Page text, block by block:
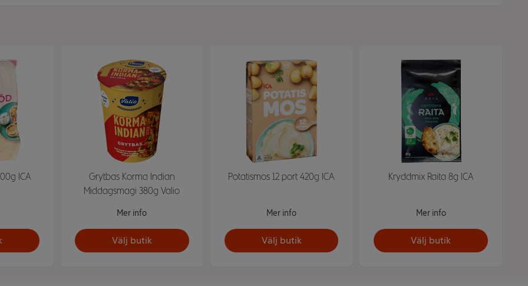
ICA
Grytbas Korma Indian
Middagsmagi 380g Valio
Mer info
Välj butik
Potatismos 12 port 420g ICA
Mer info
Välj butik
Kryddmix Raita 8g ICA
Mer info
Välj butik